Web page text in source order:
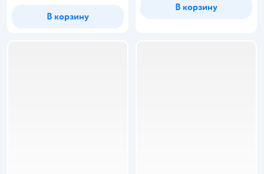
В корзину
В корзину